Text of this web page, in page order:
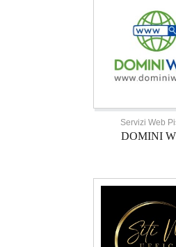
Servizi Web
DOMINI